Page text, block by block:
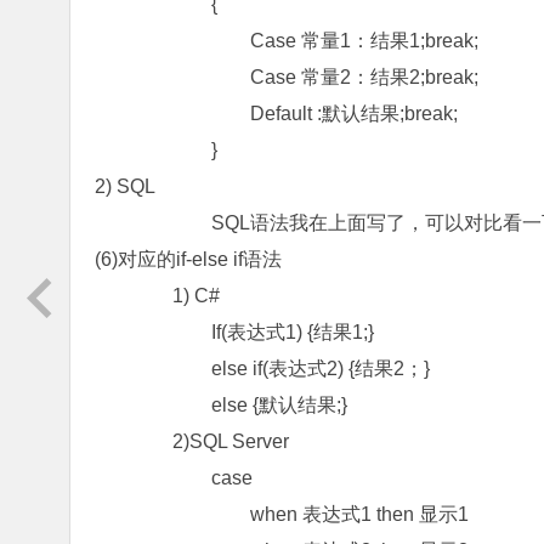
{
Case 常量1：结果1;break;
Case 常量2：结果2;break;
Default :默认结果;break;
}
2) SQL
SQL语法我在上面写了，可以对比看一
(6)对应的if-else if语法
1) C#
If(表达式1) {结果1;}
else if(表达式2) {结果2；}
else {默认结果;}
2)SQL Server
case
when 表达式1 then 显示1